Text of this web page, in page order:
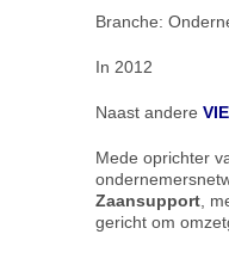
Activiteiten
Over VIEROOS
Branche:
In 2012
Naast andere
Mede oprichter
Zaansupport,
gericht om